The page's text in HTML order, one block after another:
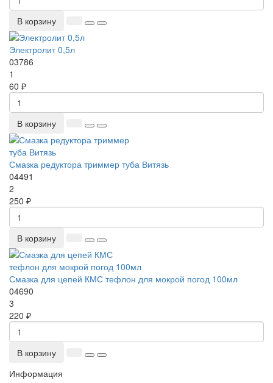
В корзину
Электролит 0,5л
03786
1
60 ₽
В корзину
Смазка редуктора триммер туба Витязь
04491
2
250 ₽
В корзину
Смазка для цепей КМС тефлон для мокрой погод 100мл
04690
3
220 ₽
В корзину
Информация